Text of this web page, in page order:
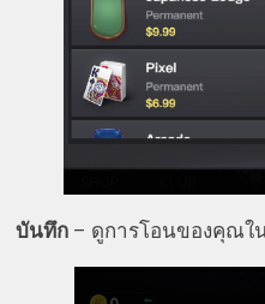
บันทึก – ดูการโอนของคุณใ